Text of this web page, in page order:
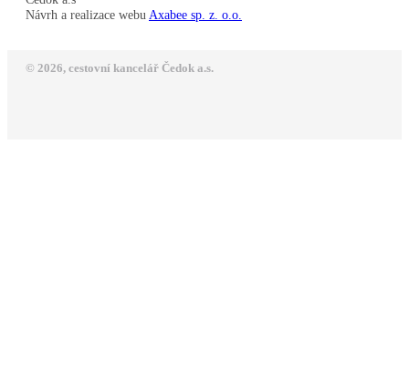
Návrh a realizace webu Axabee sp. z. o.o.
© 2026, cestovní kancelář Čedok a.s.